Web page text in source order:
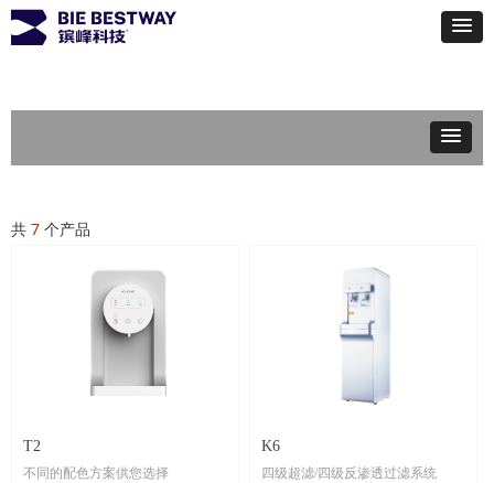
共 7 个产品
T2
不同的配色方案供您选择
K6
四级超滤/四级反渗透过滤系统